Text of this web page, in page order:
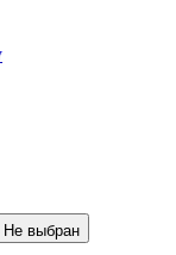
Не выбран